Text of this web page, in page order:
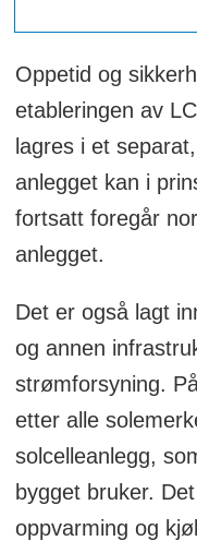
Oppetid og
etableringen av
lagres i et
anlegget kan i
fortsatt foregår
anlegget.
Det er også lagt
og annen
strømforsyning.
etter alle
solcelleanlegg,
bygget bruker.
oppvarming og